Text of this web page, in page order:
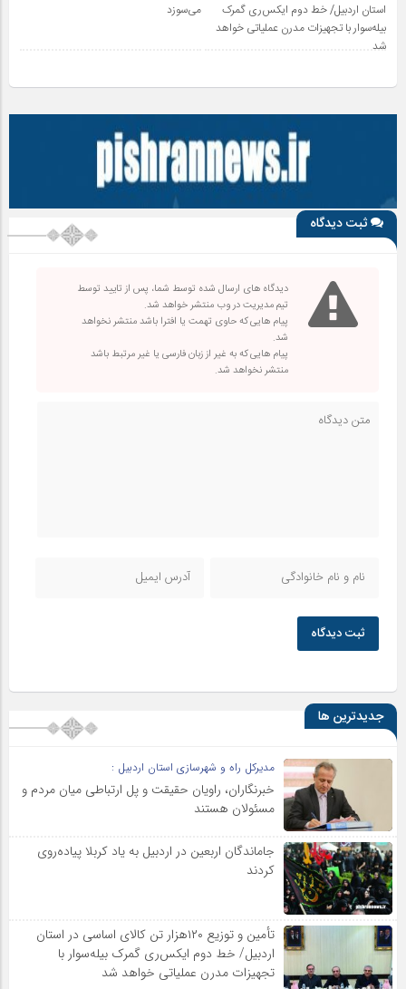
استان اردبیل/ خط دوم ایکس‌ری گمرک
بیله‌سوار با تجهیزات مدرن عملیاتی خواهد
شد
می‌سوزد
ثبت دیدگاه
دیدگاه های ارسال شده توسط شما، پس از تایید توسط
تیم مدیریت در وب منتشر خواهد شد.
پیام هایی که حاوی تهمت یا افترا باشد منتشر نخواهد
شد.
پیام هایی که به غیر از زبان فارسی یا غیر مرتبط باشد
منتشر نخواهد شد.
ثبت دیدگاه
جدیدترین ها
مدیرکل راه و شهرسازی استان اردبیل :
خبرنگاران، راویان حقیقت و پل ارتباطی میان مردم و
مسئولان هستند
جاماندگان اربعین در اردبیل به یاد کربلا پیاده‌روی
کردند
تأمین و توزیع ۱۲۰هزار تن کالای اساسی در استان
اردبیل/ خط دوم ایکس‌ری گمرک بیله‌سوار با
تجهیزات مدرن عملیاتی خواهد شد